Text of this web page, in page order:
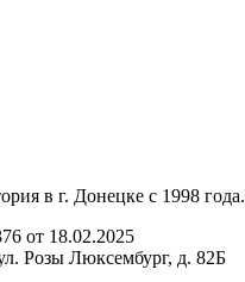
в г. Донецке с 1998 года.
от 18.02.2025
Розы Люксембург, д. 82Б